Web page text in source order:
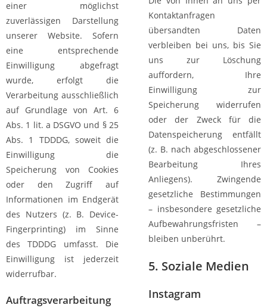
einer möglichst
zuverlässigen Darstellung
unserer Website. Sofern
eine entsprechende
Einwilligung abgefragt
wurde, erfolgt die
Verarbeitung ausschließlich
auf Grundlage von Art. 6
Abs. 1 lit. a DSGVO und § 25
Abs. 1 TDDDG, soweit die
Einwilligung die
Speicherung von Cookies
oder den Zugriff auf
Informationen im Endgerät
des Nutzers (z. B. Device-
Fingerprinting) im Sinne
des TDDDG umfasst. Die
Einwilligung ist jederzeit
widerrufbar.
Auftragsverarbeitung
Kontaktanfragen
übersandten Daten
verbleiben bei uns, bis Sie
uns zur Löschung
auffordern, Ihre
Einwilligung zur
Speicherung widerrufen
oder der Zweck für die
Datenspeicherung entfällt
(z. B. nach abgeschlossener
Bearbeitung Ihres
Anliegens). Zwingende
gesetzliche Bestimmungen
– insbesondere gesetzliche
Aufbewahrungsfristen –
bleiben unberührt.
5. Soziale Medien
Instagram